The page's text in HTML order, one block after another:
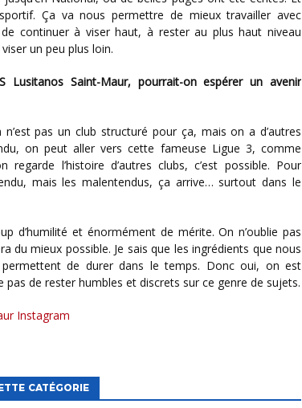
Ça va nous permettre de mieux travailler avec
continuer à viser haut, à rester au plus haut niveau
un peu plus loin.
on peut aller vers cette fameuse Ligue 3, comme
regarde l’histoire d’autres clubs, c’est possible. Pour
mais les malentendus, ça arrive… surtout dans le
du mieux possible. Je sais que les ingrédients que nous
de durer dans le temps. Donc oui, on est
de rester humbles et discrets sur ce genre de sujets.
Instagram
CATÉGORIE